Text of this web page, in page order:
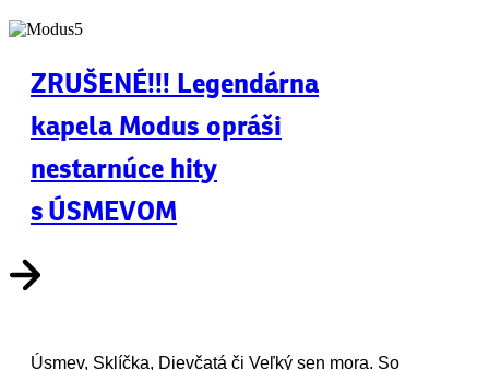
ZRUŠENÉ!!! Legendárna
kapela Modus opráši
nestarnúce hity
s ÚSMEVOM
Úsmev, Sklíčka, Dievčatá či Veľký sen mora. So